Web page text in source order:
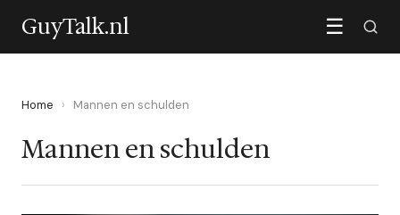
GuyTalk.nl ☰
Home › Mannen en schulden
Mannen en schulden